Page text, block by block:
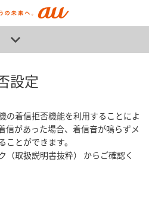
設定
の着信拒否機能を利用することによ
信があった場合、着信音が鳴らずメ
とができます。
（取扱説明書抜粋） からご確認く